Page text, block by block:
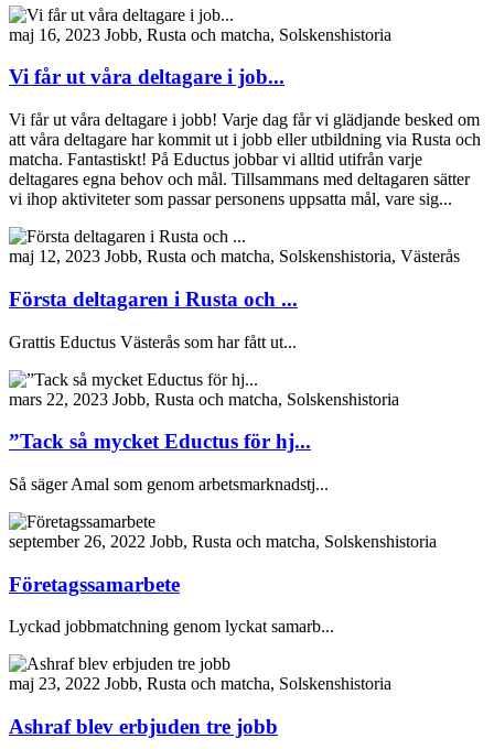
maj 16, 2023 Jobb, Rusta och matcha, Solskenshistoria
Vi får ut våra deltagare i job...
Vi får ut våra deltagare i jobb! Varje dag får vi glädjande besked om
att våra deltagare har kommit ut i jobb eller utbildning via Rusta och
matcha. Fantastiskt! På Eductus jobbar vi alltid utifrån varje
deltagares egna behov och mål. Tillsammans med deltagaren sätter
vi ihop aktiviteter som passar personens uppsatta mål, vare sig...
maj 12, 2023 Jobb, Rusta och matcha, Solskenshistoria, Västerås
Första deltagaren i Rusta och ...
Grattis Eductus Västerås som har fått ut...
mars 22, 2023 Jobb, Rusta och matcha, Solskenshistoria
”Tack så mycket Eductus för hj...
Så säger Amal som genom arbetsmarknadstj...
september 26, 2022 Jobb, Rusta och matcha, Solskenshistoria
Företagssamarbete
Lyckad jobbmatchning genom lyckat samarb...
maj 23, 2022 Jobb, Rusta och matcha, Solskenshistoria
Ashraf blev erbjuden tre jobb